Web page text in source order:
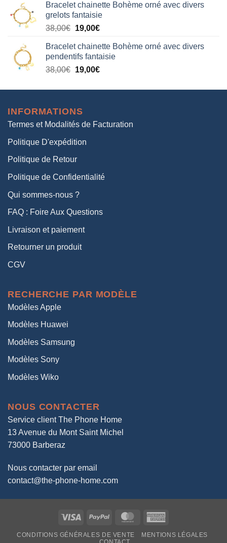
initial
était :
38,00€.
actuel
est :
19,00€.
Bracelet chainette Bohème orné avec divers
grelots fantaisie
38,00€ Le
initial
était :
38,00€.
19,00€Le
actuel
est :
19,00€.
Bracelet chainette Bohème orné avec divers
pendentifs fantaisie
38,00€ Le
initial
38,00€.
19,00€Le
actuel
INFORMATIONS
Termes et Modalités de Facturation
Politique D'expédition
Politique de Retour
Politique de Confidentialité
Qui sommes-nous ?
FAQ : Foire Aux Questions
Livraison et paiement
Retourner un produit
CGV
RECHERCHE PAR MODÈLE
Modèles Apple
Modèles Huawei
Modèles Samsung
Modèles Sony
Modèles Wiko
NOUS CONTACTER
Service client The Phone Home
13 Avenue du Mont Saint Michel
73000 Barberaz
Nous contacter par email
contact@the-phone-home.com
Visa PayPal MasterCard
CONDITIONS GÉNÉRALES DE VENTE
MENTIONS LÉGALES